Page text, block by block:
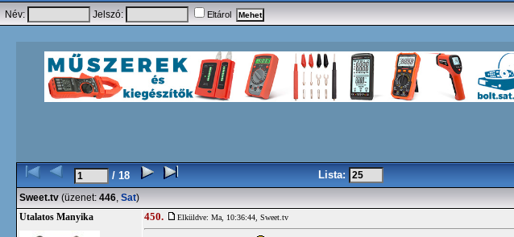
Név: Jelszó: Eltárol
/ 18 Lista:
Sweet.tv (üzenet: 446, Sat)
Utalatos Manyika 450. Elküldve: Ma, 10:36:44, Sweet.tv